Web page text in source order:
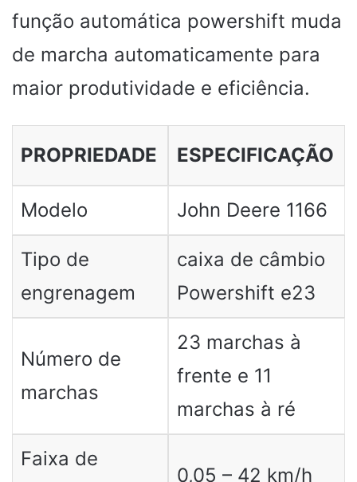
função automática powershift muda
de marcha automaticamente para
maior produtividade e eficiência.
PROPRIEDADE ESPECIFICAÇÃO
Modelo John Deere 1166
Tipo de
engrenagem
caixa de câmbio
Powershift e23
Número de
marchas
23 marchas à
frente e 11
marchas à ré
Faixa de
0,05 – 42 km/h